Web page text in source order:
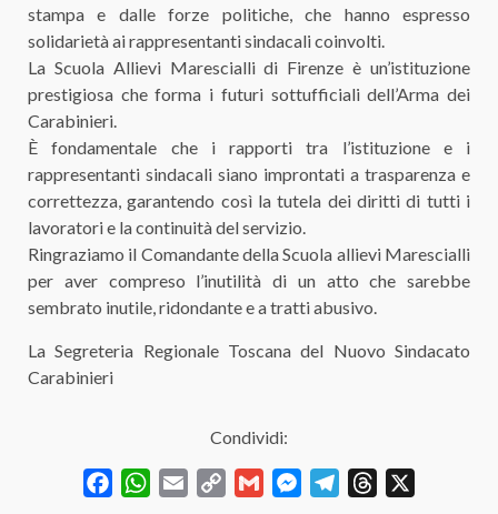
stampa e dalle forze politiche, che hanno espresso
solidarietà ai rappresentanti sindacali coinvolti.
La Scuola Allievi Marescialli di Firenze è un’istituzione
prestigiosa che forma i futuri sottufficiali dell’Arma dei
Carabinieri.
È fondamentale che i rapporti tra l’istituzione e i
rappresentanti sindacali siano improntati a trasparenza e
correttezza, garantendo così la tutela dei diritti di tutti i
lavoratori e la continuità del servizio.
Ringraziamo il Comandante della Scuola allievi Marescialli
per aver compreso l’inutilità di un atto che sarebbe
sembrato inutile, ridondante e a tratti abusivo.
La Segreteria Regionale Toscana del Nuovo Sindacato
Carabinieri
Condividi:
FacebookWhatsApp
Email
Copy
Gmail MessengerTelegramThreads